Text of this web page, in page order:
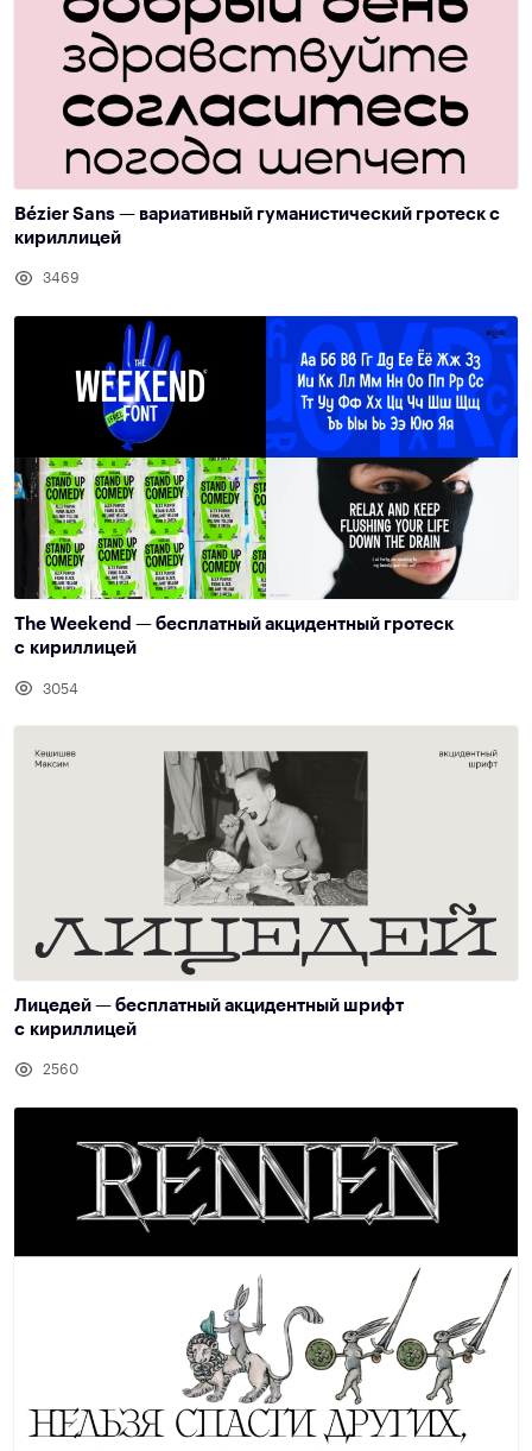
Bézier Sans — вариативный гуманистический гротеск с
кириллицей
3469
The Weekend — бесплатный акцидентный гротеск
с кириллицей
3054
Лицедей — бесплатный акцидентный шрифт
с кириллицей
2560